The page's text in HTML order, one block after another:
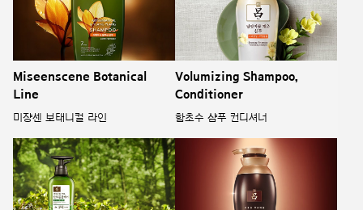
Miseenscene Botanical
Line
미쟝센 보태니컬 라인
Volumizing Shampoo,
Conditioner
함초수 샴푸 컨디셔너